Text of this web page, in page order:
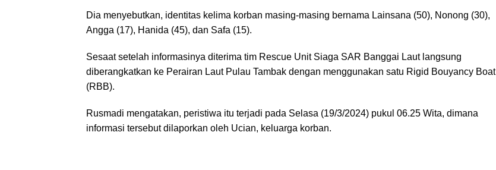
Dia menyebutkan, identitas kelima korban masing-masing bernama Lainsana (50), Nonong (30),
Angga (17), Hanida (45), dan Safa (15).
Sesaat setelah informasinya diterima tim Rescue Unit Siaga SAR Banggai Laut langsung
diberangkatkan ke Perairan Laut Pulau Tambak dengan menggunakan satu Rigid Bouyancy Boat
(RBB).
Rusmadi mengatakan, peristiwa itu terjadi pada Selasa (19/3/2024) pukul 06.25 Wita, dimana
informasi tersebut dilaporkan oleh Ucian, keluarga korban.